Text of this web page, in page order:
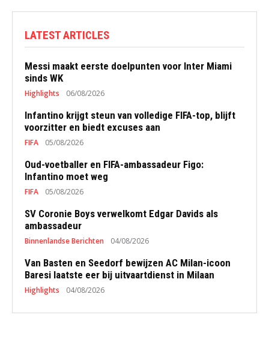
LATEST ARTICLES
Messi maakt eerste doelpunten voor Inter Miami
sinds WK
Highlights 06/08/2026
Infantino krijgt steun van volledige FIFA-top, blijft
voorzitter en biedt excuses aan
FIFA 05/08/2026
Oud-voetballer en FIFA-ambassadeur Figo:
Infantino moet weg
FIFA 05/08/2026
SV Coronie Boys verwelkomt Edgar Davids als
ambassadeur
Binnenlandse Berichten 04/08/2026
Van Basten en Seedorf bewijzen AC Milan-icoon
Baresi laatste eer bij uitvaartdienst in Milaan
Highlights 04/08/2026